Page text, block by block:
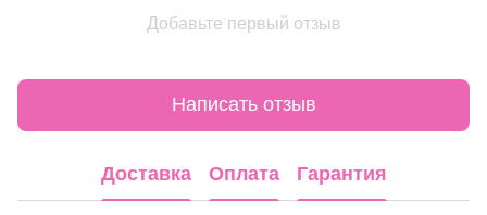
Добавьте первый отзыв
Написать отзыв
Доставка Оплата Гарантия